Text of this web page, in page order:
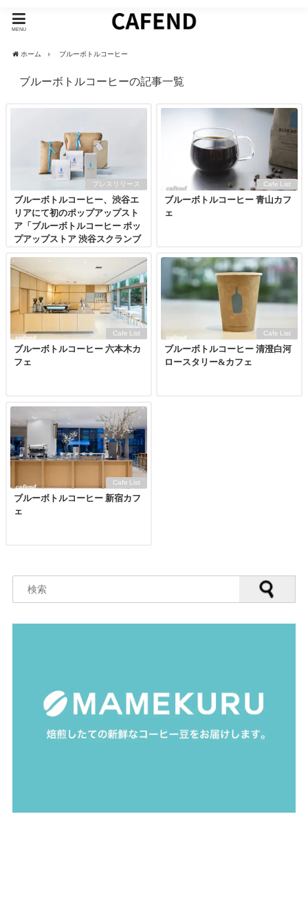
MENU
ホーム ブルーボトルコーヒー
ブルーボトルコーヒーの記事一覧
プレスリリース
ブルーボトルコーヒー、渋谷エ
リアにて初のポップアップスト
ア「ブルーボトルコーヒー ポッ
プアップストア 渋谷スクランブ
Cafe List
ブルーボトルコーヒー 青山カフ
ェ
Cafe List
ブルーボトルコーヒー 六本木カ
フェ
Cafe List
ブルーボトルコーヒー 清澄白河
ロースタリー&カフェ
Cafe List
ブルーボトルコーヒー 新宿カフ
ェ